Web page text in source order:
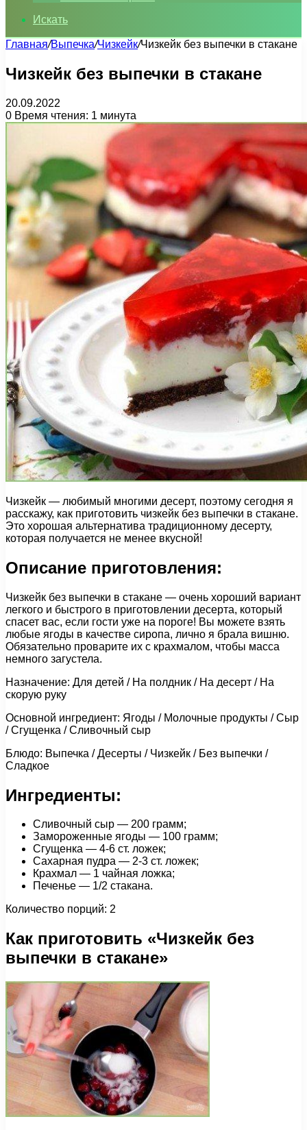
Искать
Главная/Выпечка/Чизкейк/Чизкейк без выпечки в стакане
Чизкейк без выпечки в стакане
20.09.2022
0 Время чтения: 1 минута
Чизкейк — любимый многими десерт, поэтому сегодня я
расскажу, как приготовить чизкейк без выпечки в стакане.
Это хорошая альтернатива традиционному десерту,
которая получается не менее вкусной!
Описание приготовления:
Чизкейк без выпечки в стакане — очень хороший вариант
легкого и быстрого в приготовлении десерта, который
спасет вас, если гости уже на пороге! Вы можете взять
любые ягоды в качестве сиропа, лично я брала вишню.
Обязательно проварите их с крахмалом, чтобы масса
немного загустела.
Назначение: Для детей / На полдник / На десерт / На
скорую руку
Основной ингредиент: Ягоды / Молочные продукты / Сыр
/ Сгущенка / Сливочный сыр
Блюдо: Выпечка / Десерты / Чизкейк / Без выпечки /
Сладкое
Ингредиенты:
Сливочный сыр — 200 грамм;
Замороженные ягоды — 100 грамм;
Сгущенка — 4-6 ст. ложек;
Сахарная пудра — 2-3 ст. ложек;
Крахмал — 1 чайная ложка;
Печенье — 1/2 стакана.
Количество порций: 2
Как приготовить «Чизкейк без
выпечки в стакане»